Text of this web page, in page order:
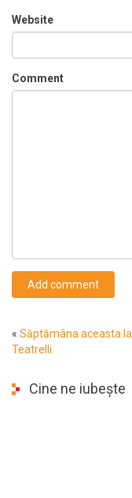
Website
Comment
Add comment
« Săptămâna aceasta la
Teatrelli
Cine ne iubește